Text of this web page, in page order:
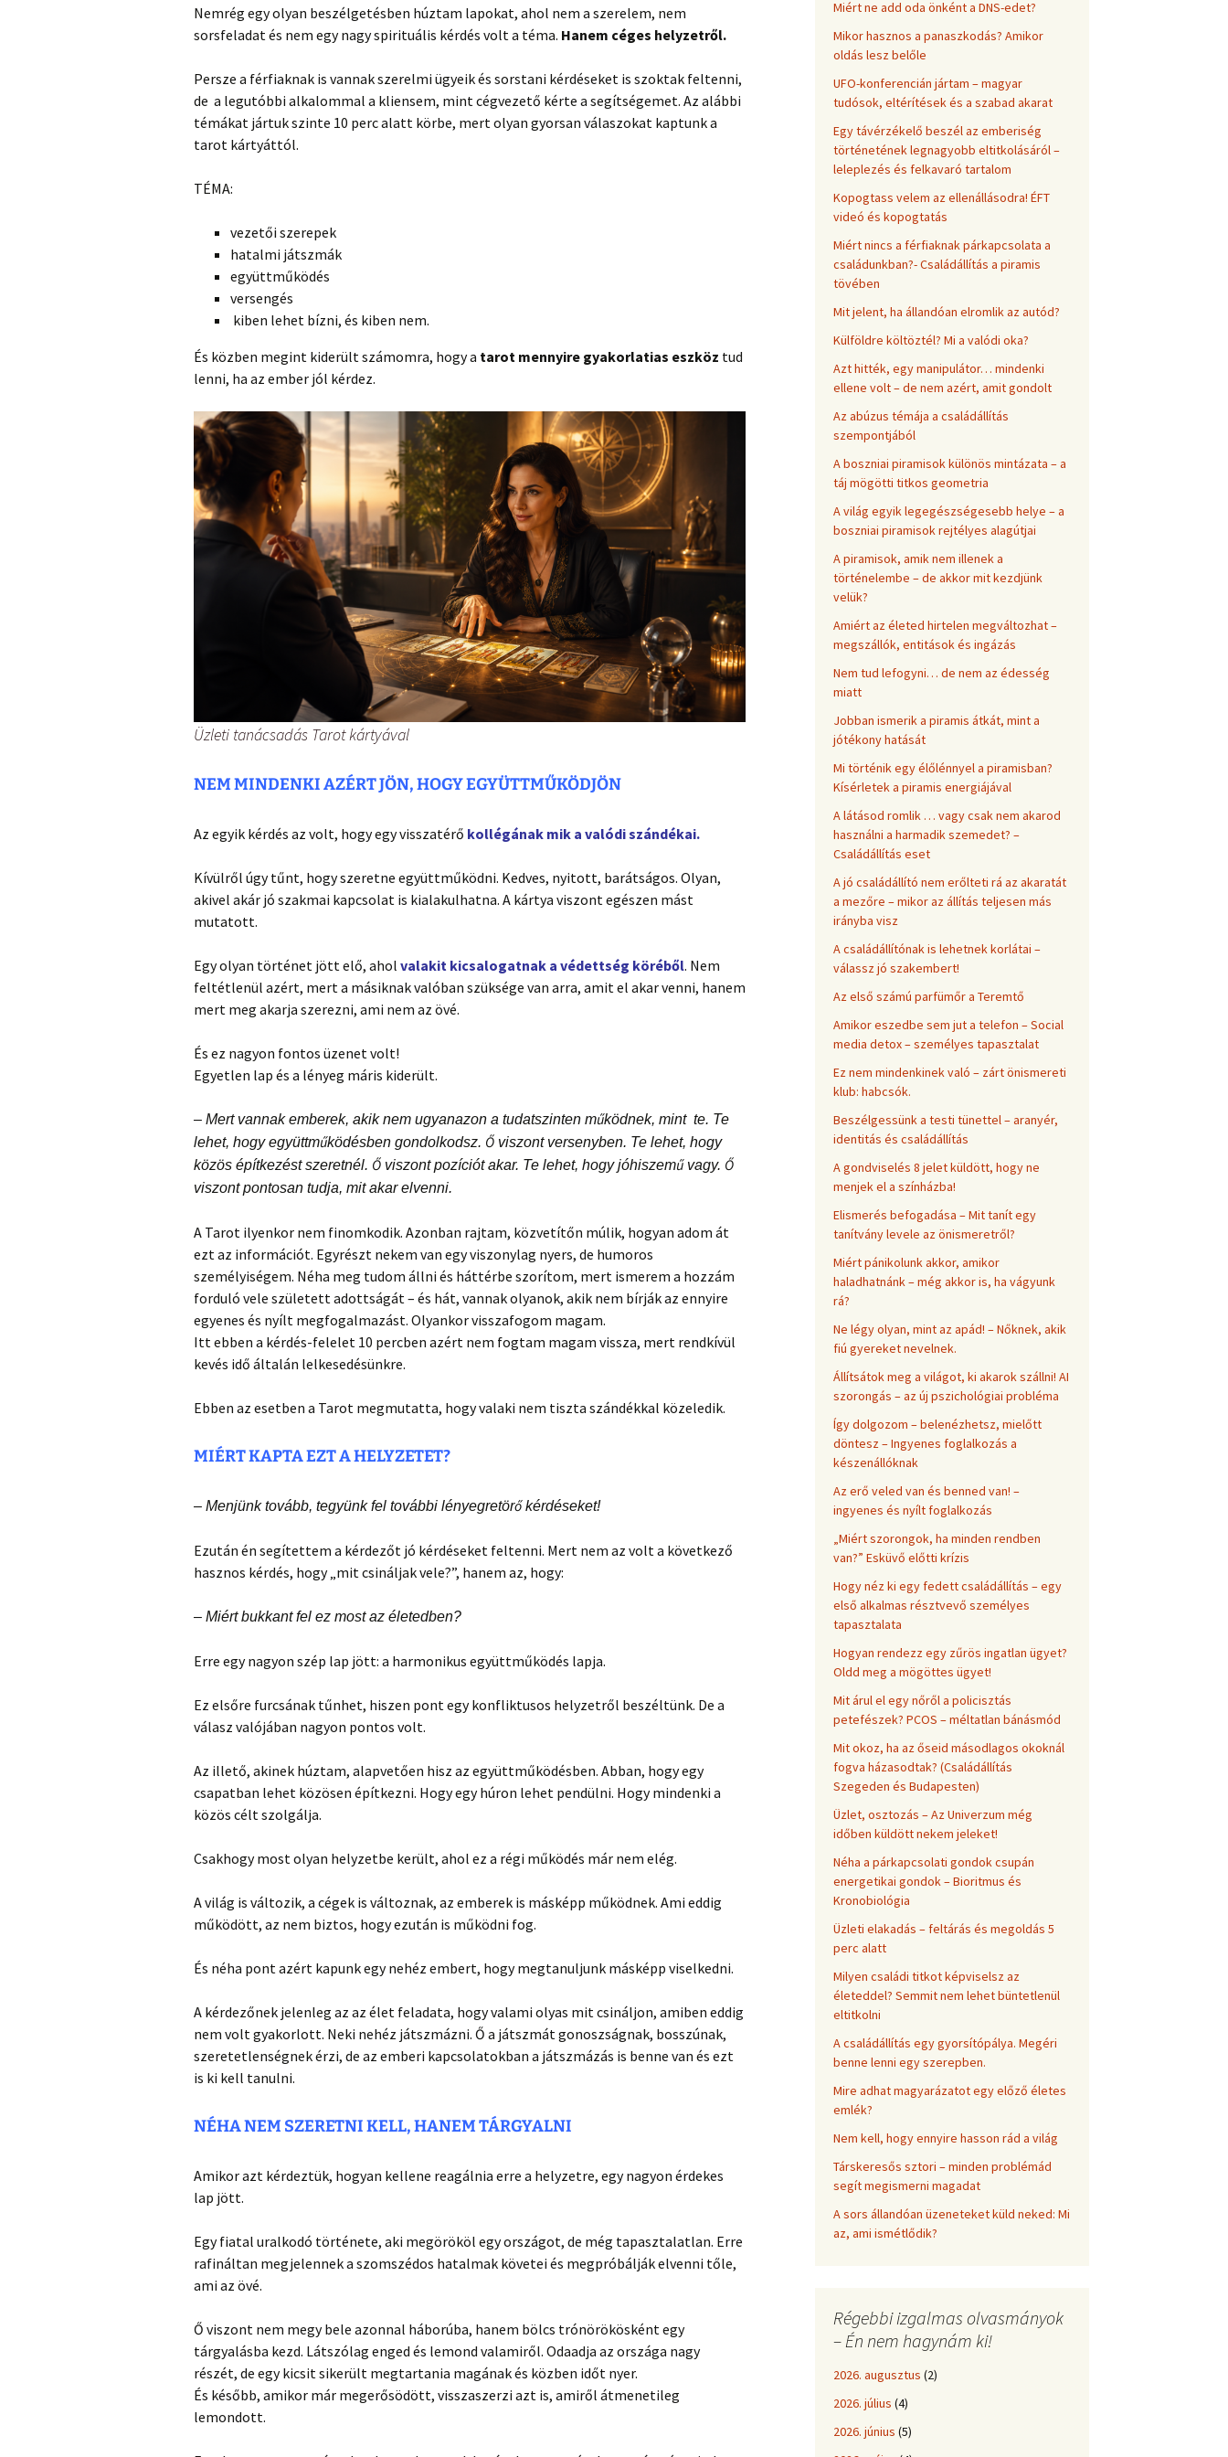
foglalkozások
Nemrég egy olyan beszélgetésben húztam lapokat, ahol nem a szerelem, nem
sorsfeladat és nem egy nagy spirituális kérdés volt a téma. Hanem céges helyzetről.
Persze a férfiaknak is vannak szerelmi ügyeik és sorstani kérdéseket is szoktak feltenni,
de a legutóbbi alkalommal a kliensem, mint cégvezető kérte a segítségemet. Az alábbi
témákat jártuk szinte 10 perc alatt körbe, mert olyan gyorsan válaszokat kaptunk a
tarot kártyáttól.
TÉMA:
vezetői szerepek
hatalmi játszmák
együttműködés
versengés
kiben lehet bízni, és kiben nem.
És közben megint kiderült számomra, hogy a tarot mennyire gyakorlatias eszköz tud
lenni, ha az ember jól kérdez.
Üzleti tanácsadás Tarot kártyával
NEM MINDENKI AZÉRT JÖN, HOGY EGYÜTTMŰKÖDJÖN
Az egyik kérdés az volt, hogy egy visszatérő kollégának mik a valódi szándékai.
Kívülről úgy tűnt, hogy szeretne együttműködni. Kedves, nyitott, barátságos. Olyan,
akivel akár jó szakmai kapcsolat is kialakulhatna. A kártya viszont egészen mást
mutatott.
Egy olyan történet jött elő, ahol valakit kicsalogatnak a védettség köréből. Nem
feltétlenül azért, mert a másiknak valóban szüksége van arra, amit el akar venni, hanem
mert meg akarja szerezni, ami nem az övé.
És ez nagyon fontos üzenet volt!
Egyetlen lap és a lényeg máris kiderült.
– Mert vannak emberek, akik nem ugyanazon a tudatszinten működnek, mint te. Te
lehet, hogy együttműködésben gondolkodsz. Ő viszont versenyben. Te lehet, hogy
közös építkezést szeretnél. Ő viszont pozíciót akar. Te lehet, hogy jóhiszemű vagy. Ő
viszont pontosan tudja, mit akar elvenni.
A Tarot ilyenkor nem finomkodik. Azonban rajtam, közvetítőn múlik, hogyan adom át
ezt az információt. Egyrészt nekem van egy viszonylag nyers, de humoros
személyiségem. Néha meg tudom állni és háttérbe szorítom, mert ismerem a hozzám
forduló vele született adottságát – és hát, vannak olyanok, akik nem bírják az ennyire
egyenes és nyílt megfogalmazást. Olyankor visszafogom magam.
Itt ebben a kérdés-felelet 10 percben azért nem fogtam magam vissza, mert rendkívül
kevés idő általán lelkesedésünkre.
Ebben az esetben a Tarot megmutatta, hogy valaki nem tiszta szándékkal közeledik.
MIÉRT KAPTA EZT A HELYZETET?
– Menjünk tovább, tegyünk fel további lényegretörő kérdéseket!
Ezután én segítettem a kérdezőt jó kérdéseket feltenni. Mert nem az volt a következő
hasznos kérdés, hogy „mit csináljak vele?”, hanem az, hogy:
– Miért bukkant fel ez most az életedben?
Erre egy nagyon szép lap jött: a harmonikus együttműködés lapja.
Ez elsőre furcsának tűnhet, hiszen pont egy konfliktusos helyzetről beszéltünk. De a
válasz valójában nagyon pontos volt.
Az illető, akinek húztam, alapvetően hisz az együttműködésben. Abban, hogy egy
csapatban lehet közösen építkezni. Hogy egy húron lehet pendülni. Hogy mindenki a
közös célt szolgálja.
Csakhogy most olyan helyzetbe került, ahol ez a régi működés már nem elég.
A világ is változik, a cégek is változnak, az emberek is másképp működnek. Ami eddig
működött, az nem biztos, hogy ezután is működni fog.
És néha pont azért kapunk egy nehéz embert, hogy megtanuljunk másképp viselkedni.
A kérdezőnek jelenleg az az élet feladata, hogy valami olyas mit csináljon, amiben eddig
nem volt gyakorlott. Neki nehéz játszmázni. Ő a játszmát gonoszságnak, bosszúnak,
szeretetlenségnek érzi, de az emberi kapcsolatokban a játszmázás is benne van és ezt
is ki kell tanulni.
NÉHA NEM SZERETNI KELL, HANEM TÁRGYALNI
Amikor azt kérdeztük, hogyan kellene reagálnia erre a helyzetre, egy nagyon érdekes
lap jött.
Egy fiatal uralkodó története, aki megörököl egy országot, de még tapasztalatlan. Erre
rafináltan megjelennek a szomszédos hatalmak követei és megpróbálják elvenni tőle,
ami az övé.
Ő viszont nem megy bele azonnal háborúba, hanem bölcs trónörökösként egy
tárgyalásba kezd. Látszólag enged és lemond valamiről. Odaadja az országa nagy
részét, de egy kicsit sikerült megtartania magának és közben időt nyer.
És később, amikor már megerősödött, visszaszerzi azt is, amiről átmenetileg
lemondott.
Miért ne add oda önként a DNS-edet?
Mikor hasznos a panaszkodás? Amikor
oldás lesz belőle
UFO-konferencián jártam – magyar
tudósok, eltérítések és a szabad akarat
Egy távérzékelő beszél az emberiség
történetének legnagyobb eltitkolásáról –
leleplezés és felkavaró tartalom
Kopogtass velem az ellenállásodra! ÉFT
videó és kopogtatás
Miért nincs a férfiaknak párkapcsolata a
családunkban?- Családállítás a piramis
tövében
Mit jelent, ha állandóan elromlik az autód?
Külföldre költöztél? Mi a valódi oka?
Azt hitték, egy manipulátor… mindenki
ellene volt – de nem azért, amit gondolt
Az abúzus témája a családállítás
szempontjából
A boszniai piramisok különös mintázata – a
táj mögötti titkos geometria
A világ egyik legegészségesebb helye – a
boszniai piramisok rejtélyes alagútjai
A piramisok, amik nem illenek a
történelembe – de akkor mit kezdjünk
velük?
Amiért az életed hirtelen megváltozhat –
megszállók, entitások és ingázás
Nem tud lefogyni… de nem az édesség
miatt
Jobban ismerik a piramis átkát, mint a
jótékony hatását
Mi történik egy élőlénnyel a piramisban?
Kísérletek a piramis energiájával
A látásod romlik … vagy csak nem akarod
használni a harmadik szemedet? –
Családállítás eset
A jó családállító nem erőlteti rá az akaratát
a mezőre – mikor az állítás teljesen más
irányba visz
A családállítónak is lehetnek korlátai –
válassz jó szakembert!
Az első számú parfümőr a Teremtő
Amikor eszedbe sem jut a telefon – Social
media detox – személyes tapasztalat
Ez nem mindenkinek való – zárt önismereti
klub: habcsók.
Beszélgessünk a testi tünettel – aranyér,
identitás és családállítás
A gondviselés 8 jelet küldött, hogy ne
menjek el a színházba!
Elismerés befogadása – Mit tanít egy
tanítvány levele az önismeretről?
Miért pánikolunk akkor, amikor
haladhatnánk – még akkor is, ha vágyunk
rá?
Ne légy olyan, mint az apád! – Nőknek, akik
fiú gyereket nevelnek.
Állítsátok meg a világot, ki akarok szállni! AI
szorongás – az új pszichológiai probléma
Így dolgozom – belenézhetsz, mielőtt
döntesz – Ingyenes foglalkozás a
készenállóknak
Az erő veled van és benned van! –
ingyenes és nyílt foglalkozás
„Miért szorongok, ha minden rendben
van?” Esküvő előtti krízis
Hogy néz ki egy fedett családállítás – egy
első alkalmas résztvevő személyes
tapasztalata
Hogyan rendezz egy zűrös ingatlan ügyet?
Oldd meg a mögöttes ügyet!
Mit árul el egy nőről a policisztás
petefészek? PCOS – méltatlan bánásmód
Mit okoz, ha az őseid másodlagos okoknál
fogva házasodtak? (Családállítás
Szegeden és Budapesten)
Üzlet, osztozás – Az Univerzum még
időben küldött nekem jeleket!
Néha a párkapcsolati gondok csupán
energetikai gondok – Bioritmus és
Kronobiológia
Üzleti elakadás – feltárás és megoldás 5
perc alatt
Milyen családi titkot képviselsz az
életeddel? Semmit nem lehet büntetlenül
eltitkolni
A családállítás egy gyorsítópálya. Megéri
benne lenni egy szerepben.
Mire adhat magyarázatot egy előző életes
emlék?
Nem kell, hogy ennyire hasson rád a világ
Társkeresős sztori – minden problémád
segít megismerni magadat
A sors állandóan üzeneteket küld neked: Mi
az, ami ismétlődik?
Régebbi izgalmas olvasmányok
– Én nem hagynám ki!
2026. augusztus (2)
2026. július (4)
2026. június (5)